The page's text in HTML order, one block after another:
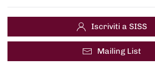
Iscriviti a SISS
Mailing List